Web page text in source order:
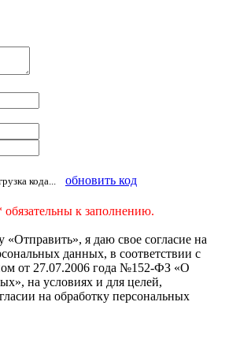
кода... обновить код
к заполнению.
я даю свое согласие на
данных, в соответствии с
от 27.07.2006 года №152-ФЗ «О
на условиях и для целей,
на обработку персональных